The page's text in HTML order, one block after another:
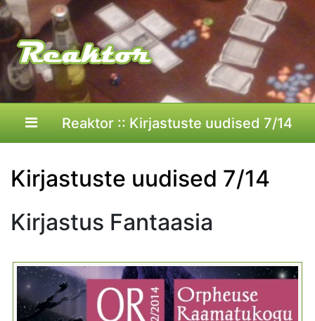
Reaktor :: Kirjastuste uudised 7/14
Kirjastuste uudised 7/14
Kirjastus Fantaasia